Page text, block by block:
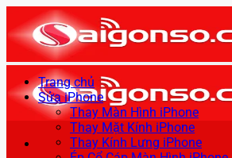
qua
nội
dung
Trang chủ
Sửa iPhone
Thay Màn Hình iPhone
Thay Mặt Kính iPhone
Thay Kính Lưng iPhone